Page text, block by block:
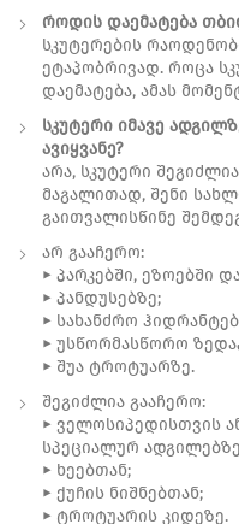
როდის დაემატება
სკუტერების
ეტაპობრივად. როცა
დაემატება, ამას
სკუტერი იმავე
ავიყვანე?
არა, სკუტერი
მაგალითად, შენი
გაითვალისწინე
არ გააჩერო:
► პარკებში, ეზოებში
► პანდუსებზე;
► სახანძრო
► უსწორმასწორო
► შუა ტროტუარზე.
შეგიძლია გააჩერო:
► ველოსიპედისთვის
სპეციალურ
► ხეებთან;
► ქუჩის ნიშნებთან;
► ტროტუარის კიდეზე.